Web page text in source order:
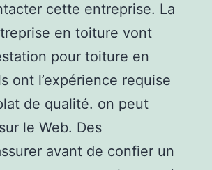
cette entreprise. La
en toiture vont
pour toiture en
ont l’expérience requise
de qualité. on peut
le Web. Des
avant de confier un